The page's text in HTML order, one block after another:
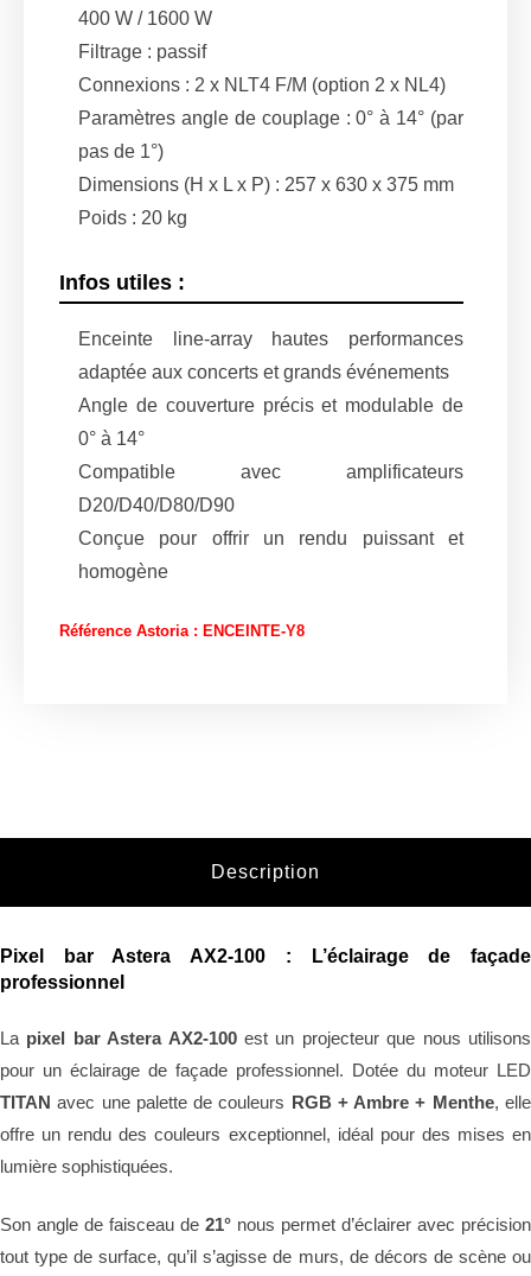
400 W / 1600 W
Filtrage : passif
Connexions : 2 x NLT4 F/M (option 2 x NL4)
Paramètres angle de couplage : 0° à 14° (par
pas de 1°)
Dimensions (H x L x P) : 257 x 630 x 375 mm
Poids : 20 kg
Infos utiles :
Enceinte line-array hautes performances
adaptée aux concerts et grands événements
Angle de couverture précis et modulable de
0° à 14°
Compatible avec amplificateurs
D20/D40/D80/D90
Conçue pour offrir un rendu puissant et
homogène
Référence Astoria : ENCEINTE-Y8
Description
Pixel bar Astera AX2-100 : L’éclairage de façade
professionnel
La pixel bar Astera AX2-100est un projecteur que nous utilisons
pour un éclairage de façade professionnel. Dotée du moteur LED
TITAN avec une palette de couleurs RGB + Ambre + Menthe, elle
offre un rendu des couleurs exceptionnel, idéal pour des mises en
lumière sophistiquées.
Son angle de faisceau de 21° nous permet d’éclairer avec précision
tout type de surface, qu’il s’agisse de murs, de décors de scène ou